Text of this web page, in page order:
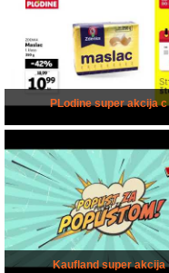
PLodine super akcija c
Kaufland super akcija